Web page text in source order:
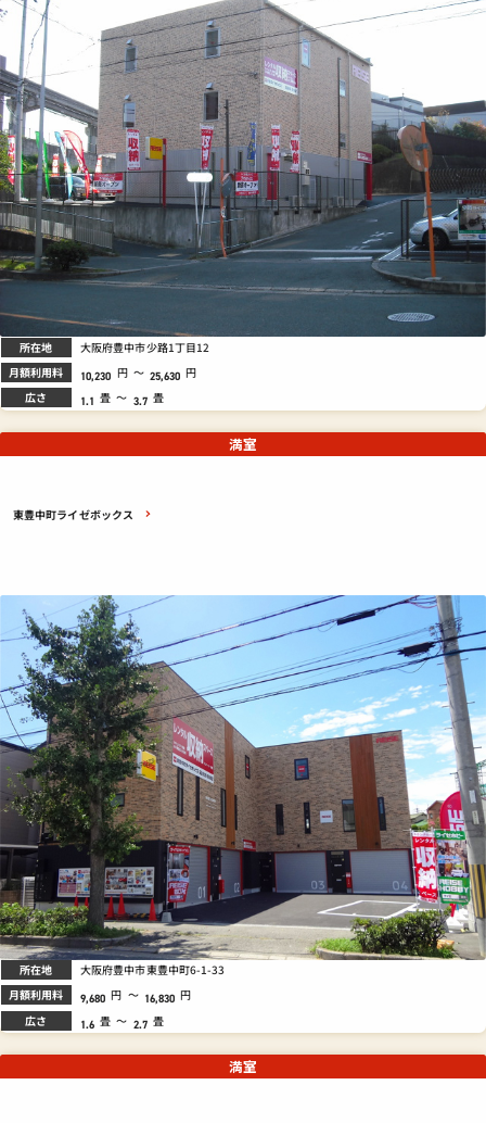
所在地 大阪府豊中市少路1丁目12
月額利用料 10,230 円 ～ 25,630 円
広さ 1.1 畳 ～ 3.7 畳
東豊中町ライゼボックス
満室
所在地 大阪府豊中市東豊中町6-1-33
月額利用料 9,680 円 ～ 16,830 円
広さ 1.6 畳 ～ 2.7 畳
満室